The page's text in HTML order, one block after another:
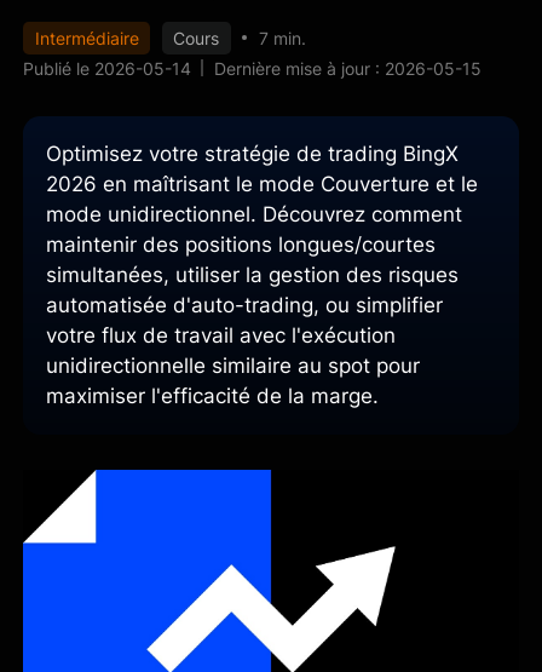
Intermédiaire Cours
7 min.
Publié le 2026-05-14
Dernière mise à jour : 2026-05-15
Optimisez votre stratégie de trading BingX
2026 en maîtrisant le mode Couverture et le
mode unidirectionnel. Découvrez comment
maintenir des positions longues/courtes
simultanées, utiliser la gestion des risques
automatisée d'auto-trading, ou simplifier
votre flux de travail avec l'exécution
unidirectionnelle similaire au spot pour
maximiser l'efficacité de la marge.